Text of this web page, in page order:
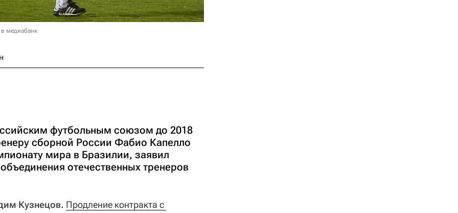
в медиабанк
футбольным союзом до 2018
сборной России Фабио Капелло
мира в Бразилии, заявил
отечественных тренеров
Кузнецов. Продление контракта с